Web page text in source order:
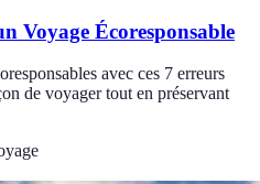
Voyage Écoresponsable
avec ces 7 erreurs
de voyager tout en préservant